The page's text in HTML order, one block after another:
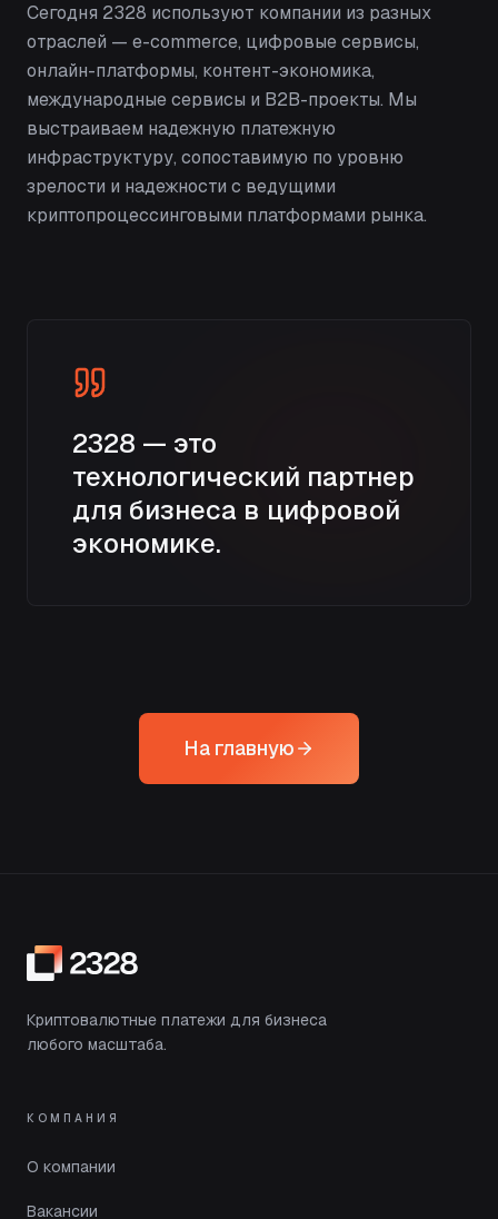
Сегодня 2328 используют компании из разных
отраслей — e-commerce, цифровые сервисы,
онлайн-платформы, контент-экономика,
международные сервисы и B2B-проекты. Мы
выстраиваем надежную платежную
инфраструктуру, сопоставимую по уровню
зрелости и надежности с ведущими
криптопроцессинговыми платформами рынка.
2328 — это
технологический партнер
для бизнеса в цифровой
экономике.
На главную
Криптовалютные платежи для бизнеса
любого масштаба.
КОМПАНИЯ
О компании
Вакансии